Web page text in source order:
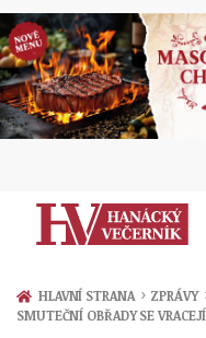
Zprávy
HLAVNÍ STRANA › ZPRÁVY
SMUTEČNÍ OBŘADY SE